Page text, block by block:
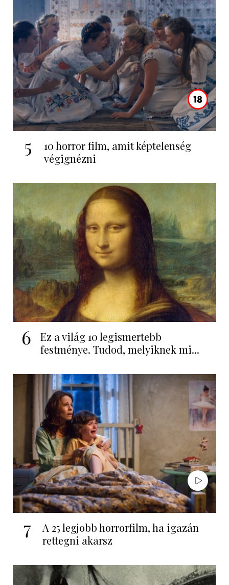
5
10 horror film, amit képtelenség
végignézni
6
Ez a világ 10 legismertebb
festménye. Tudod, melyiknek mi...
7
A 25 legjobb horrorfilm, ha igazán
rettegni akarsz